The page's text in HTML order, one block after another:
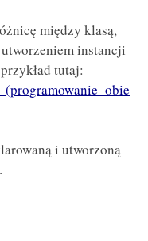
między klasą,
instancji
tutaj:
i utworzoną